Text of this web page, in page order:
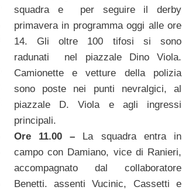
squadra e per seguire il derby
primavera in programma oggi alle ore
14. Gli oltre 100 tifosi si sono
radunati nel piazzale Dino Viola.
Camionette e vetture della polizia
sono poste nei punti nevralgici, al
piazzale D. Viola e agli ingressi
principali.
Ore 11.00 – La squadra entra in
campo con Damiano, vice di Ranieri,
accompagnato dal collaboratore
Benetti. assenti Vucinic, Cassetti e